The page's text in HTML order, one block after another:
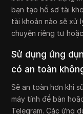
bạn tạo hồ sơ tài
tài khoản nào sẽ xử
chuyện riêng tư
Sử dụng ứng
có an toàn
Sẽ an toàn hơn khi
máy tính để bàn
Telegram. Các ứng